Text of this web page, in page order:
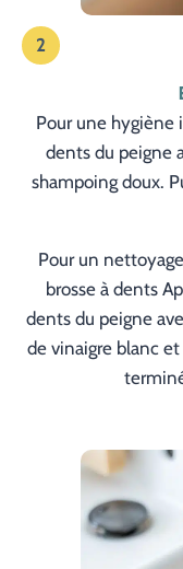
2
Pour une
dents du peigne
shampoing doux.
Pour un
brosse à dents
dents du peigne
de vinaigre blanc